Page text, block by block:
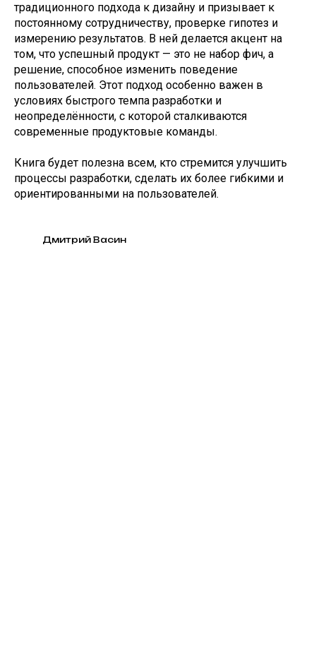
традиционного подхода к дизайну и призывает к
постоянному сотрудничеству, проверке гипотез и
измерению результатов. В ней делается акцент на
том, что успешный продукт — это не набор фич, а
решение, способное изменить поведение
пользователей. Этот подход особенно важен в
условиях быстрого темпа разработки и
неопределённости, с которой сталкиваются
современные продуктовые команды.
Книга будет полезна всем, кто стремится улучшить
процессы разработки, сделать их более гибкими и
ориентированными на пользователей.
Дмитрий Васин